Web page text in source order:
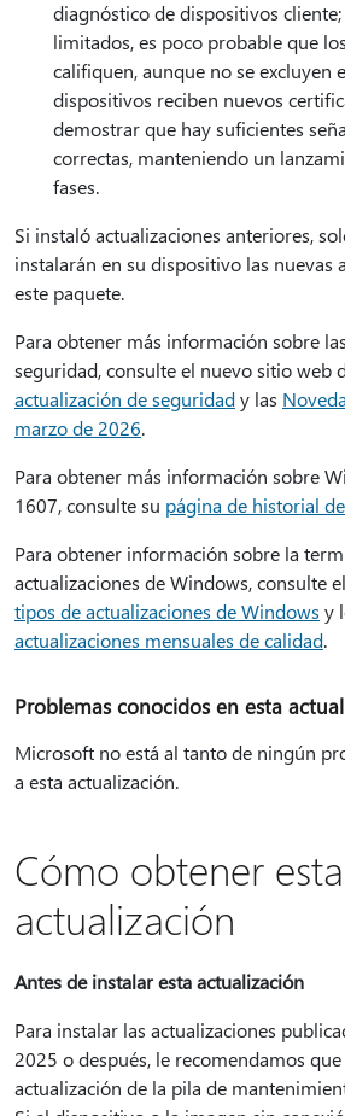
diagnóstico de dispositivos
limitados, es poco probable que
califiquen, aunque no se excluyen
dispositivos reciben nuevos
demostrar que hay suficientes
correctas, manteniendo un
fases.
Si instaló actualizaciones anteriores,
instalarán en su dispositivo las nuevas
este paquete.
Para obtener más información sobre
seguridad, consulte el nuevo sitio web
actualización de seguridady las
marzo de 2026.
Para obtener más información sobre
1607, consulte su página de historial
Para obtener información sobre la
actualizaciones de Windows, consulte
tipos de actualizaciones de Windows y
actualizaciones mensuales de calidad.
Problemas conocidos en esta
Microsoft no está al tanto de ningún
a esta actualización.
Cómo obtener esta
actualización
Antes de instalar esta actualización
Para instalar las actualizaciones
2025 o después, le recomendamos
actualización de la pila de